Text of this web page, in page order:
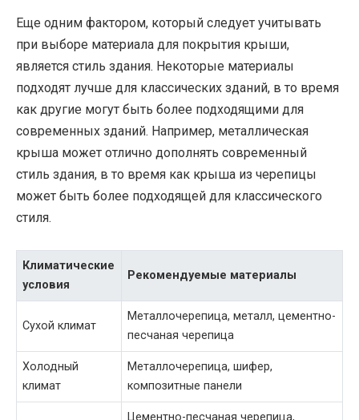
Еще одним фактором, который следует учитывать
при выборе материала для покрытия крыши,
является стиль здания. Некоторые материалы
подходят лучше для классических зданий, в то время
как другие могут быть более подходящими для
современных зданий. Например, металлическая
крыша может отлично дополнять современный
стиль здания, в то время как крыша из черепицы
может быть более подходящей для классического
стиля.
Климатические
условия
Рекомендуемые материалы
Сухой климат
Металлочерепица, металл, цементно-
песчаная черепица
Холодный
климат
Металлочерепица, шифер,
композитные панели